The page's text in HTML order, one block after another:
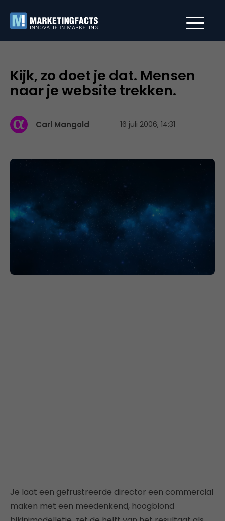
Kijk, zo doet je dat. Mensen
naar je website trekken.
Carl Mangold 16 juli 2006, 14:31
Je laat een gefrustreerde director een commercial
maken met een meedenkend, hoogblond